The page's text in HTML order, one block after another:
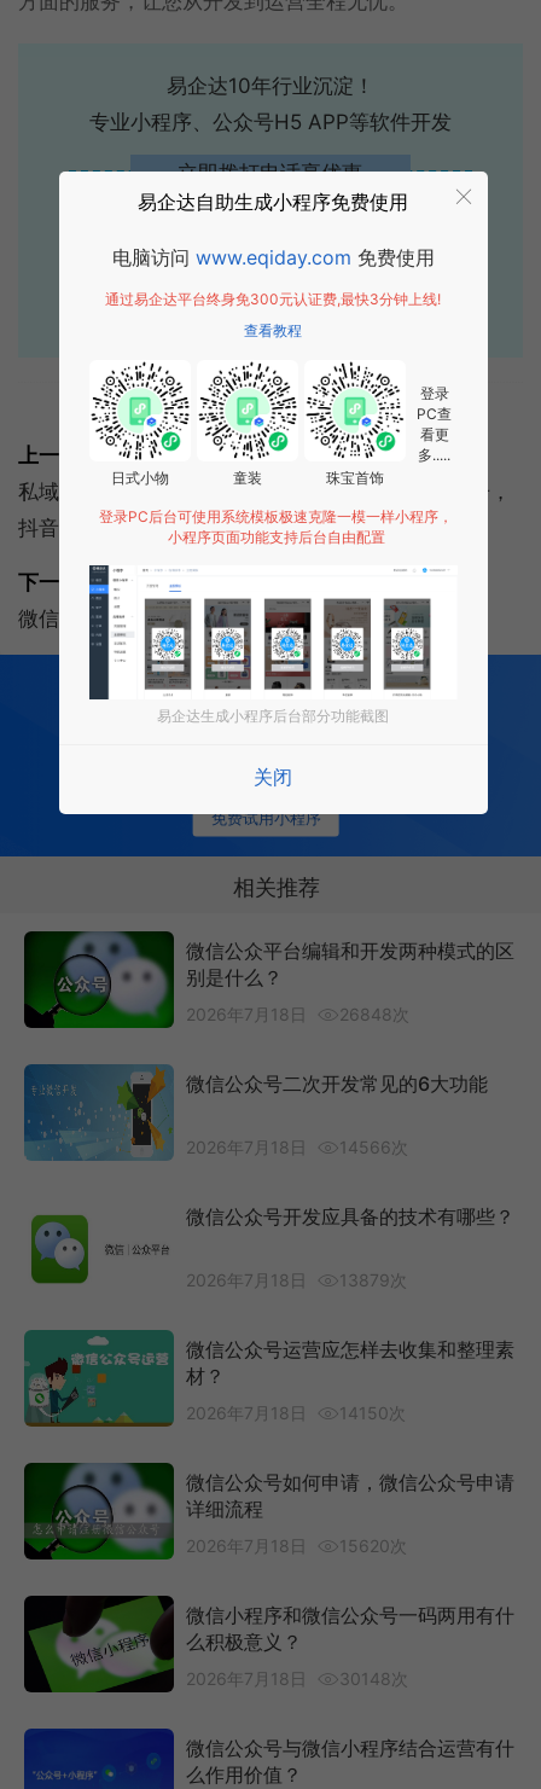
易企达10年行业沉淀！
专业小程序、公众号H5 APP等软件开发
立即拨打电话享优惠
400-885-7836
标签: 常见问题 开发费用
上一篇:
私域流量是什么？微信公众号，微信个人号，头条号，
抖音号….
下一篇:
微信公众平台编辑和开发两种模式的区别是什么？
免费试用小程序
200
多项功能全部免费开发
全行业场景 适用
让每个商家都拥有适合自己的小程序
相关推荐
微信公众平台编辑和开发两种模式的区
别是什么？
2026年7月18日 26848次
微信公众号二次开发常见的6大功能
2026年7月18日 14566次
微信公众号开发应具备的技术有哪些？
2026年7月18日 13879次
微信公众号运营应怎样去收集和整理素
材？
2026年7月18日 14150次
微信公众号如何申请，微信公众号申请
详细流程
2026年7月18日 15620次
微信小程序和微信公众号一码两用有什
么积极意义？
2026年7月18日 30148次
微信公众号与微信小程序结合运营有什
么作用价值？
易企达自助生成小程序免费使用
电脑访问 www.eqiday.com 免费使用
通过易企达平台终身免300元认证费,最快3分钟上线!
查看教程
日式小物 童装 珠宝首饰
登录
PC查
看更
多.....
登录PC后台可使用系统模板极速克隆一模一样小程序，
小程序页面功能支持后台自由配置
易企达生成小程序后台部分功能截图
关闭